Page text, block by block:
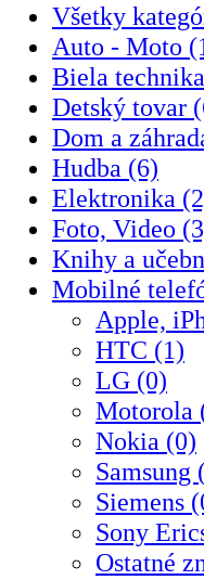
Všetky
Auto - Moto
Biela
Detský tovar
Dom a
Hudba (6)
Elektronika
Foto, Video
Knihy a
Mobilné
Apple,
HTC (1)
LG (0)
Motorola
Nokia (0)
Samsung
Siemens
Sony
Ostatné